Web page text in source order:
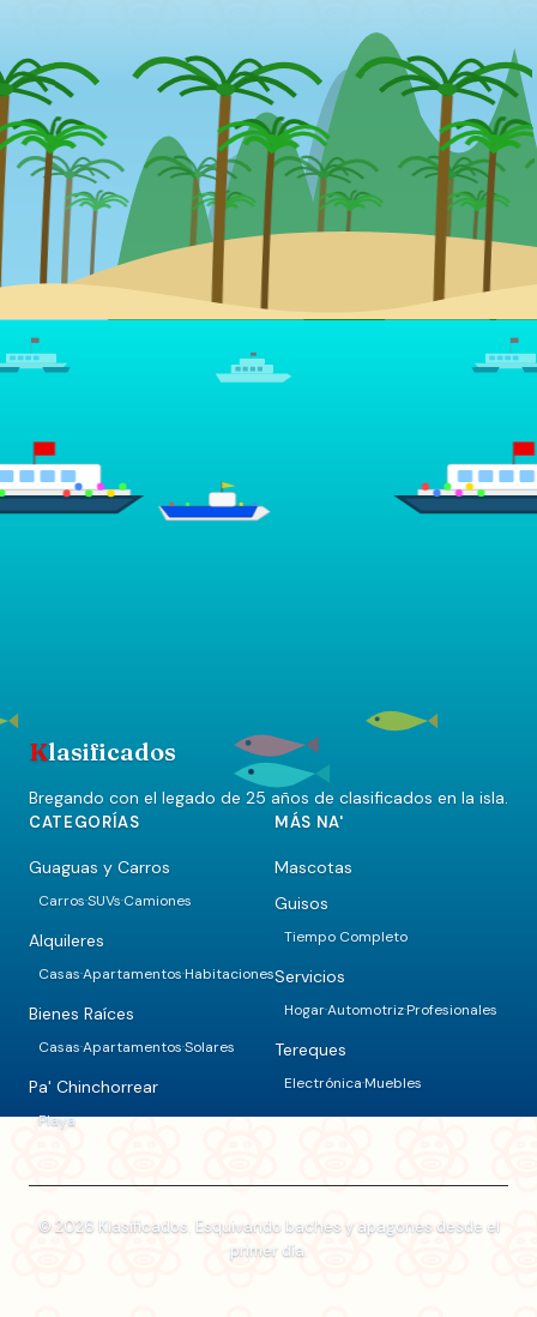
Klasificados
Bregando con el legado de 25 años de clasificados en la isla.
CATEGORÍAS
Guaguas y Carros
Carros·SUVs·Camiones
Alquileres
Casas·Apartamentos·Habitaciones
Bienes Raíces
Casas·Apartamentos·Solares
Pa' Chinchorrear
Playa
MÁS NA'
Mascotas
Guisos
Tiempo Completo
Servicios
Hogar·Automotriz·Profesionales
Tereques
Electrónica·Muebles
© 2026 Klasificados. Esquivando baches y apagones desde el
primer día.